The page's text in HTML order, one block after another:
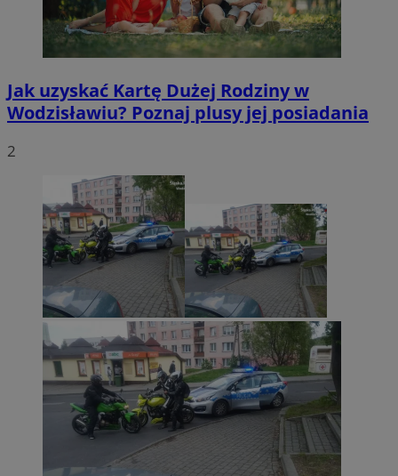
Jak uzyskać Kartę Dużej Rodziny w
Wodzisławiu? Poznaj plusy jej posiadania
2